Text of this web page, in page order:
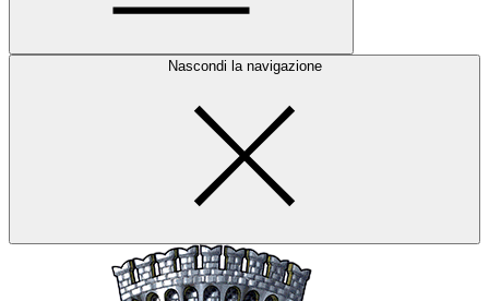
Nascondi la navigazione